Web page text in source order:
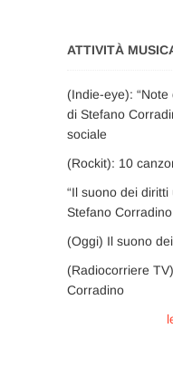
ATTIVITÀ
(Indie-eye):
di Stefano
sociale
(Rockit): 10
“Il suono dei diritti
Stefano
(Oggi) Il suono
(Radiocorriere
Corradino